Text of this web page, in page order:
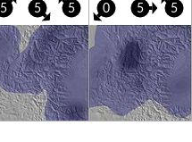
5 5 5 0 5 5